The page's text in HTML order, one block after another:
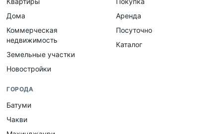
Дома
Коммерческая
недвижимость
Земельные участки
Новостройки
Аренда
Посуточно
Каталог
ГОРОДА
Батуми
Чакви